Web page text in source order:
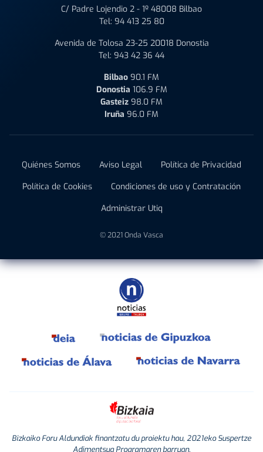
C/ Padre Lojendio 2 - 1º 48008 Bilbao
Tel: 94 413 25 80
Avenida de Tolosa 23-25 20018 Donostia
Tel: 943 42 36 44
Bilbao 90.1 FM
Donostia 106.9 FM
Gasteiz 98.0 FM
Iruña 96.0 FM
Quiénes Somos Aviso Legal
Política de Privacidad
Política de Cookies
Condiciones de uso y Contratación
Administrar Utiq
© 2021 Onda Vasca
Bizkaiko Foru Aldundiak finantzatu du proiektu hau, 2021eko Suspertze
Adimentsua Programaren barruan.